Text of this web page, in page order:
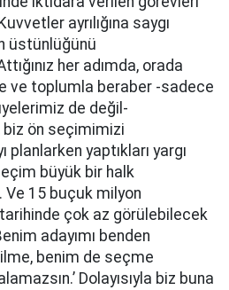
ayrılığına saygı
üstünlüğünü
her adımda, orada
ve toplumla beraber -sadece
de değil-
ön seçimimizi
yaptıkları yargı
büyük bir halk
Ve 15 buçuk milyon
çok az görülebilecek
adayımı benden
benim de seçme
Dolayısıyla biz buna